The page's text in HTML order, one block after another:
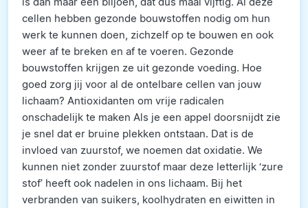
cellen hebben gezonde bouwstoffen nodig om hun
werk te kunnen doen, zichzelf op te bouwen en ook
weer af te breken en af te voeren. Gezonde
bouwstoffen krijgen ze uit gezonde voeding. Hoe
goed zorg jij voor al de ontelbare cellen van jouw
lichaam? Antioxidanten om vrije radicalen
onschadelijk te maken Als je een appel doorsnijdt zie
je snel dat er bruine plekken ontstaan. Dat is de
invloed van zuurstof, we noemen dat oxidatie. We
kunnen niet zonder zuurstof maar deze letterlijk ‘zure
stof’ heeft ook nadelen in ons lichaam. Bij het
verbranden van suikers, koolhydraten en eiwitten in